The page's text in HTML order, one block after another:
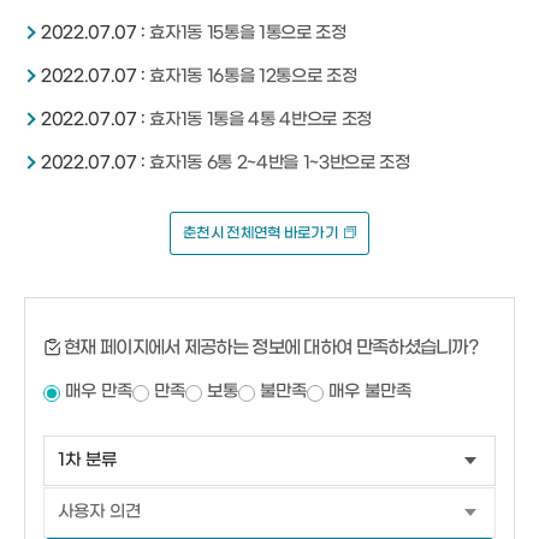
2022.07.07 :효자1동 15통을 1통으로 조정
2022.07.07 :효자1동 16통을 12통으로 조정
2022.07.07 :효자1동 1통을 4통 4반으로 조정
2022.07.07 :효자1동 6통 2~4반을 1~3반으로 조정
춘천시 전체연혁 바로가기
현재 페이지에서 제공하는 정보에 대하여 만족하셨습니까?
매우 만족 만족 보통 불만족 매우 불만족